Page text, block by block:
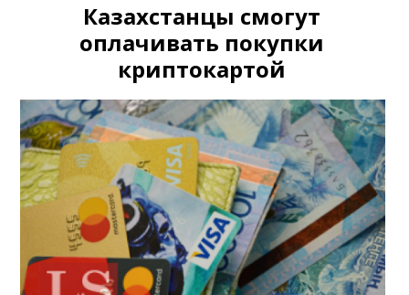
Казахстанцы смогут
оплачивать покупки
криптокартой